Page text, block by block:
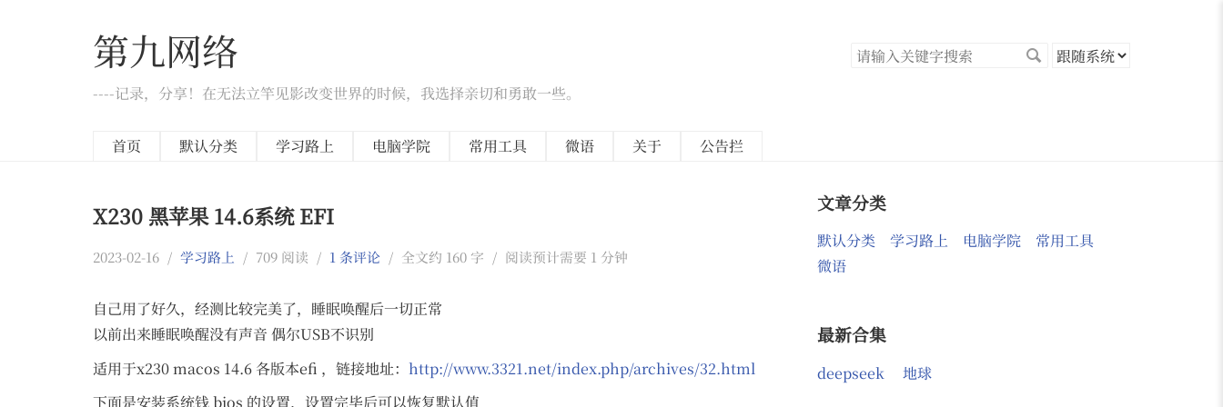
第九网络
----记录，分享！在无法立竿见影改变世界的时候，我选择亲切和勇敢一些。
首页 默认分类 学习路上 电脑学院 常用工具 微语 关于 公告拦
X230 黑苹果 14.6系统 EFI
2023-02-16 / 学习路上 / 709 阅读 / 1 条评论 / 全文约 160 字 / 阅读预计需要 1 分钟
自己用了好久，经测比较完美了，睡眠唤醒后一切正常
以前出来睡眠唤醒没有声音 偶尔USB不识别
适用于x230 macos 14.6 各版本efi ，链接地址： http://www.3321.net/index.php/archives/32.html
下面是安装系统钱 bios 的设置，设置完毕后可以恢复默认值
文章分类
默认分类 学习路上 电脑学院
常用工具
微语
最新合集
deepseek 地球